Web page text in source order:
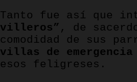
Tanto fue así que
villeros” , de
comodidad de sus
villas de emergencia
esos feligreses.